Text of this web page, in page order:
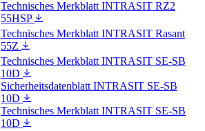
Technisches Merkblatt INTRASIT RZ2
55HSP
Technisches Merkblatt INTRASIT Rasant
55Z
Technisches Merkblatt INTRASIT SE-SB
10D
Sicherheitsdatenblatt INTRASIT SE-SB
10D
Technisches Merkblatt INTRASIT SE-SB
10D